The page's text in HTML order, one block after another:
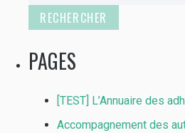
PAGES
[TEST] L’Annuaire des
Accompagnement des